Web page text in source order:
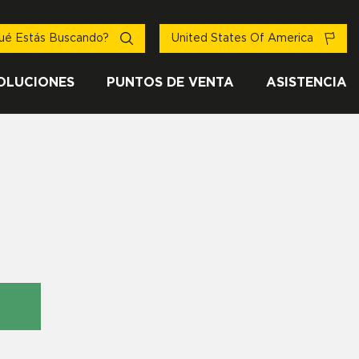
PUNTOS DE VENTA ASISTENCIA
Estás Buscando? United States Of America